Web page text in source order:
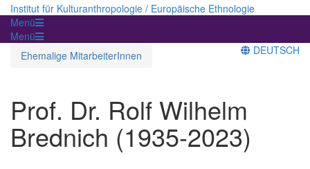
Institut für Kulturanthropologie / Europäische Ethnologie
Menü
Menü
Ehemalige MitarbeiterInnen
DEUTSCH
Prof. Dr. Rolf Wilhelm
Brednich (1935-2023)